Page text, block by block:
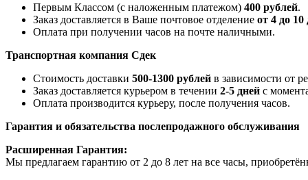
Первым Классом (с наложенным платежом) 400 рублей.
Заказ доставляется в Ваше почтовое отделение от 4 до 10
Оплата при получении часов на почте наличными.
Транспортная компания Сдек
Стоимость доставки 500-1300 рублей в зависимости от
Заказ доставляется курьером в течении 2-5 дней с
Оплата производится курьеру, после получения часов.
Гарантия и обязательства послепродажного обслуживания
Расширенная Гарантия:
Мы предлагаем гарантию от 2 до 8 лет на все часы,